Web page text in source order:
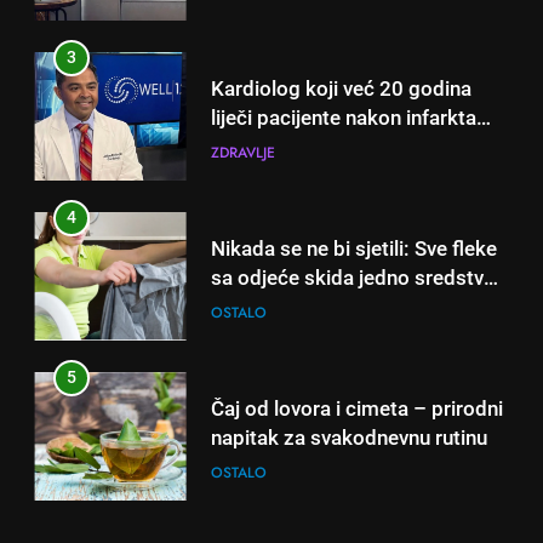
3
Kardiolog koji već 20 godina
liječi pacijente nakon infarkta
otkrio: Ove 4 jutarnje navike
dana!
ZDRAVLJE
4
Nikada se ne bi sjetili: Sve fleke
sa odjeće skida jedno sredstvo
koje svi imamo u kući
OSTALO
5
Čaj od lovora i cimeta – prirodni
napitak za svakodnevnu rutinu
OSTALO